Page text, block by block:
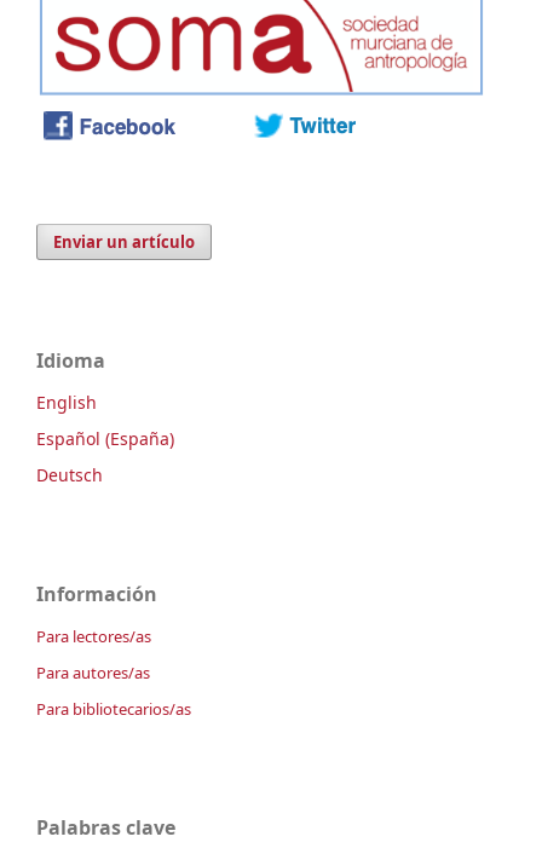
Enviar un artículo
Idioma
English
Español (España)
Deutsch
Información
Para lectores/as
Para autores/as
Para bibliotecarios/as
Palabras clave